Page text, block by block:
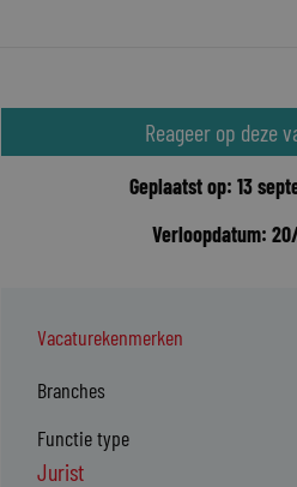
Reageer op deze
Geplaatst op: 13
Verloopdatum:
Vacaturekenmerken
Branches
Functie type
Jurist